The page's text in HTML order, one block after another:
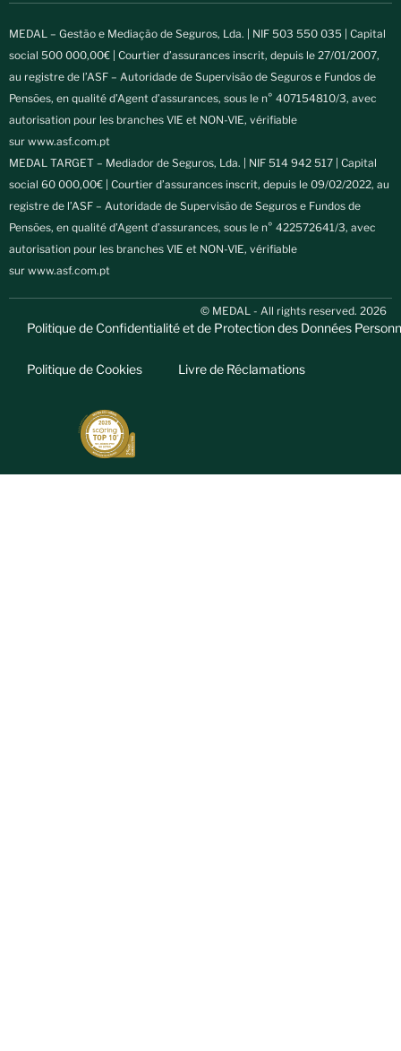
MEDAL – Gestão e Mediação de Seguros, Lda. | NIF 503 550 035 | Capital
social 500 000,00€ | Courtier d’assurances inscrit, depuis le 27/01/2007,
au registre de l’ASF – Autoridade de Supervisão de Seguros e Fundos de
Pensões, en qualité d’Agent d’assurances, sous le n° 407154810/3, avec
autorisation pour les branches VIE et NON-VIE, vérifiable
sur www.asf.com.pt
MEDAL TARGET – Mediador de Seguros, Lda. | NIF 514 942 517 | Capital
social 60 000,00€ | Courtier d’assurances inscrit, depuis le 09/02/2022, au
registre de l’ASF – Autoridade de Supervisão de Seguros e Fundos de
Pensões, en qualité d’Agent d’assurances, sous le n° 422572641/3, avec
autorisation pour les branches VIE et NON-VIE, vérifiable
sur www.asf.com.pt
Politique de Confidentialité et de Protection des Données
Politique de Cookies Livre de Réclamations
© MEDAL - All rights reserved. 2026